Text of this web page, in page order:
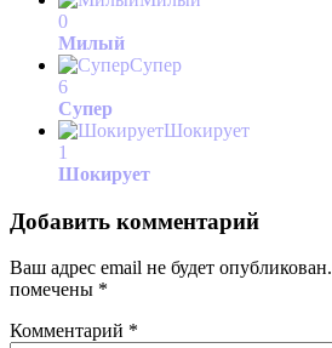
0
Милый
Супер
6
Супер
Шокирует
1
Шокирует
Добавить комментарий
Ваш адрес email не будет опубликован.
помечены *
Комментарий *